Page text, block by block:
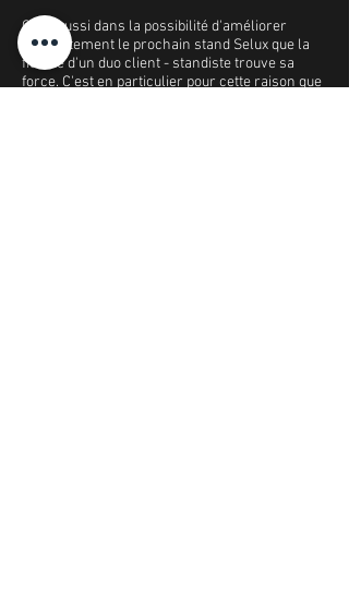
C'est aussi dans la possibilité d'améliorer
conjointement le prochain stand Selux que la
fidélité d'un duo client - standiste trouve sa
force. C'est en particulier pour cette raison que